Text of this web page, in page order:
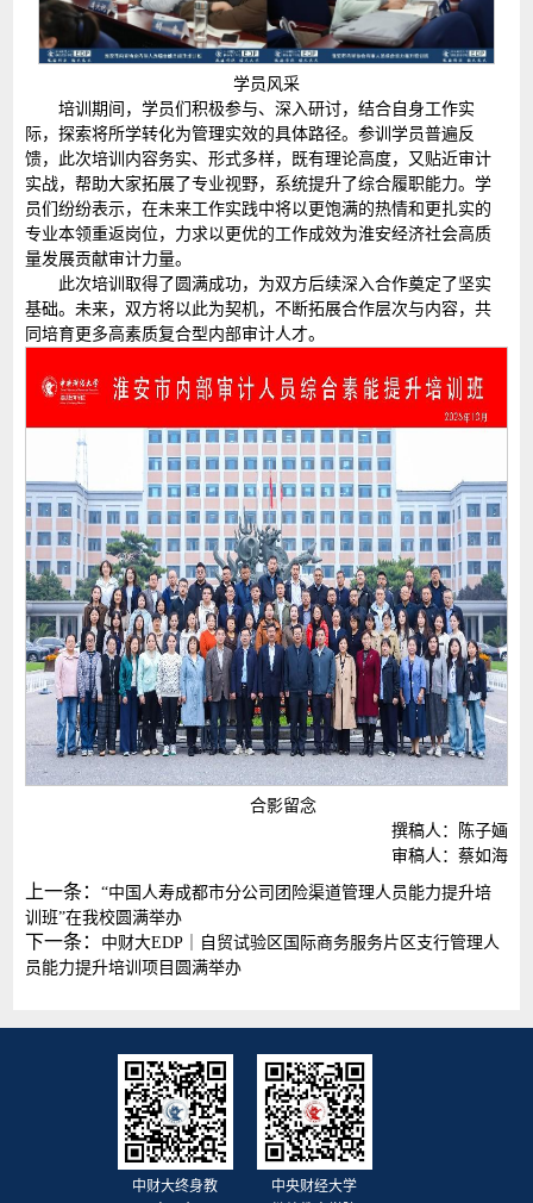
学员风采
培训期间，学员们积极参与、深入研讨，结合自身工作实
际，探索将所学转化为管理实效的具体路径。参训学员普遍反
馈，此次培训内容务实、形式多样，既有理论高度，又贴近审计
实战，帮助大家拓展了专业视野，系统提升了综合履职能力。学
员们纷纷表示，在未来工作实践中将以更饱满的热情和更扎实的
专业本领重返岗位，力求以更优的工作成效为淮安经济社会高质
量发展贡献审计力量。
此次培训取得了圆满成功，为双方后续深入合作奠定了坚实
基础。未来，双方将以此为契机，不断拓展合作层次与内容，共
同培育更多高素质复合型内部审计人才。
合影留念
撰稿人：陈子婳
审稿人：蔡如海
上一条：“中国人寿成都市分公司团险渠道管理人员能力提升培
训班”在我校圆满举办
下一条：
中财大EDP｜自贸试验区国际商务服务片区支行管理人
员能力提升培训项目圆满举办
中财大终身教
中央财经大学